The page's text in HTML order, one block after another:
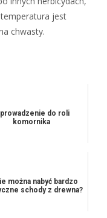
jest
chwasty.
do roli
komornika
można nabyć bardzo
schody z drewna?